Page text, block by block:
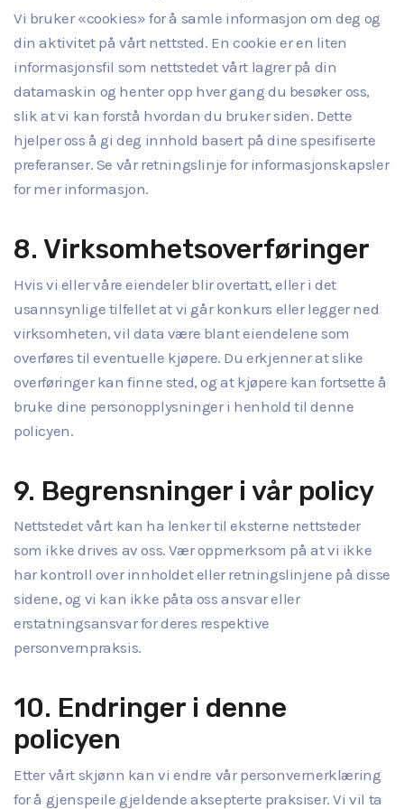
Vi bruker «cookies» for å samle informasjon om deg og
din aktivitet på vårt nettsted. En cookie er en liten
informasjonsfil som nettstedet vårt lagrer på din
datamaskin og henter opp hver gang du besøker oss,
slik at vi kan forstå hvordan du bruker siden. Dette
hjelper oss å gi deg innhold basert på dine spesifiserte
preferanser. Se vår retningslinje for informasjonskapsler
for mer informasjon.
8. Virksomhetsoverføringer
Hvis vi eller våre eiendeler blir overtatt, eller i det
usannsynlige tilfellet at vi går konkurs eller legger ned
virksomheten, vil data være blant eiendelene som
overføres til eventuelle kjøpere. Du erkjenner at slike
overføringer kan finne sted, og at kjøpere kan fortsette å
bruke dine personopplysninger i henhold til denne
policyen.
9. Begrensninger i vår policy
Nettstedet vårt kan ha lenker til eksterne nettsteder
som ikke drives av oss. Vær oppmerksom på at vi ikke
har kontroll over innholdet eller retningslinjene på disse
sidene, og vi kan ikke påta oss ansvar eller
erstatningsansvar for deres respektive
personvernpraksis.
10. Endringer i denne
policyen
Etter vårt skjønn kan vi endre vår personvernerklæring
for å gjenspeile gjeldende aksepterte praksiser. Vi vil ta